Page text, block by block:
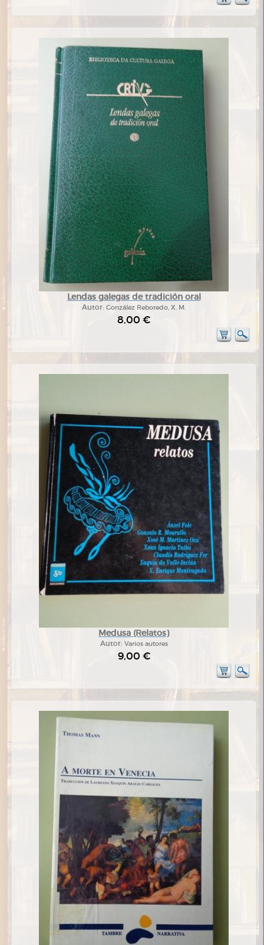
Lendas galegas de tradición oral
Autor: González Reboredo, X. M.
8,00 €
Medusa (Relatos)
Autor: Varios autores
9,00 €